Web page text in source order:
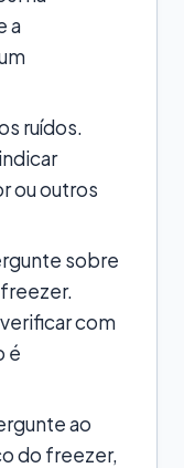
a
ruídos.
ou outros
sobre
com
é
ao
do freezer,